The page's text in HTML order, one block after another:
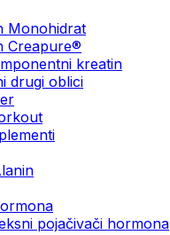
Monohidrat
Creapure®
kreatin
drugi oblici
pojačivači hormona